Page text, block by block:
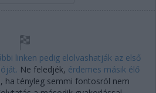
linken pedig elolvashatják az első
Ne feledjék, érdemes másik élő
, ha tényleg semmi fontosról nem